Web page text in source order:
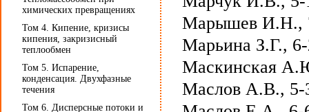
химических превращениях
Том 4. Кипение, кризисы
кипения, закризисный
теплообмен
Том 5. Испарение,
конденсация. Двухфазные
течения
Том 6. Дисперсные потоки и
Марышев И.Н.,
Марьина З.Г.,
Маскинская
Маслов А.В., 5-